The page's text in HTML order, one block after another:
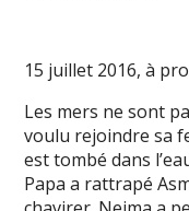
15 juillet 2016, à
Les mers ne sont
voulu rejoindre sa
est tombé dans
Papa a rattrapé